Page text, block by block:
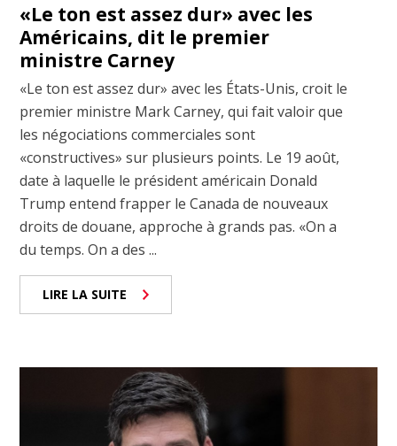
«Le ton est assez dur» avec les
Américains, dit le premier
ministre Carney
«Le ton est assez dur» avec les États-Unis, croit le
premier ministre Mark Carney, qui fait valoir que
les négociations commerciales sont
«constructives» sur plusieurs points. Le 19 août,
date à laquelle le président américain Donald
Trump entend frapper le Canada de nouveaux
droits de douane, approche à grands pas. «On a
du temps. On a des ...
LIRE LA SUITE